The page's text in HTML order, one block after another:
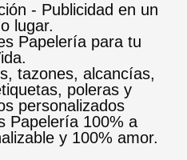
- Publicidad en un
lugar.
Papelería para tu
tazones, alcancías,
poleras y
personalizados
Papelería 100% a
y 100% amor.